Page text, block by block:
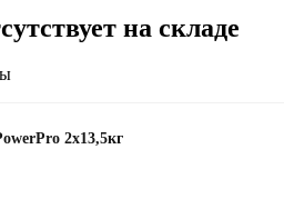
на складе
2х13,5кг